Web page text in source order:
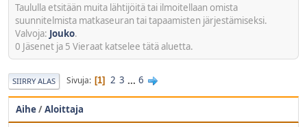
Taululla etsitään muita lähtijöitä tai ilmoitellaan omista
suunnitelmista matkaseuran tai tapaamisten järjestämiseksi.
Valvoja: Jouko.
0 Jäsenet ja 5 Vieraat katselee tätä aluetta.
SIIRRY ALAS Sivuja 1 2 3 ... 6
Aihe/Aloittaja